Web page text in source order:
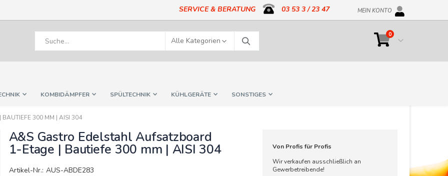
SERVICE & BERATUNG 03 53 3 / 23 47 MEIN KONTO
Cart
0Artikel
Suche
KOMBIDÄMPFER SPÜLTECHNIK KÜHLGERÄTE SONSTIGES
300 MM | AISI 304
A&S Gastro Edelstahl Aufsatzboard
1-Etage | Bautiefe 300 mm | AISI 304
Artikel-Nr.: AUS-ABDE283
Von Profis für Profis
Wir verkaufen ausschließlich an
Gewerbetreibende!